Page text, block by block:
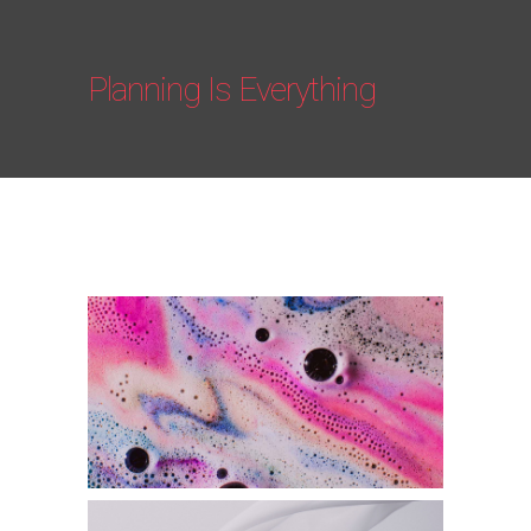
Planning Is Everything